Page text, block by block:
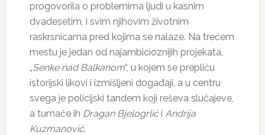
progovorila o problemima ljudi u kasnim
dvadesetim, i svim njihovim životnim
raskrsnicama pred kojima se nalaze. Na trećem
mestu je jedan od najambicioznijih projekata,
„Senke nad Balkanom“, u kojem se prepliću
istorijski likovi i izmišljeni događaji, a u centru
svega je policijski tandem koji reševa slučajeve,
a tumače ih Dragan Bjelogrlići Andrija
Kuzmanović.